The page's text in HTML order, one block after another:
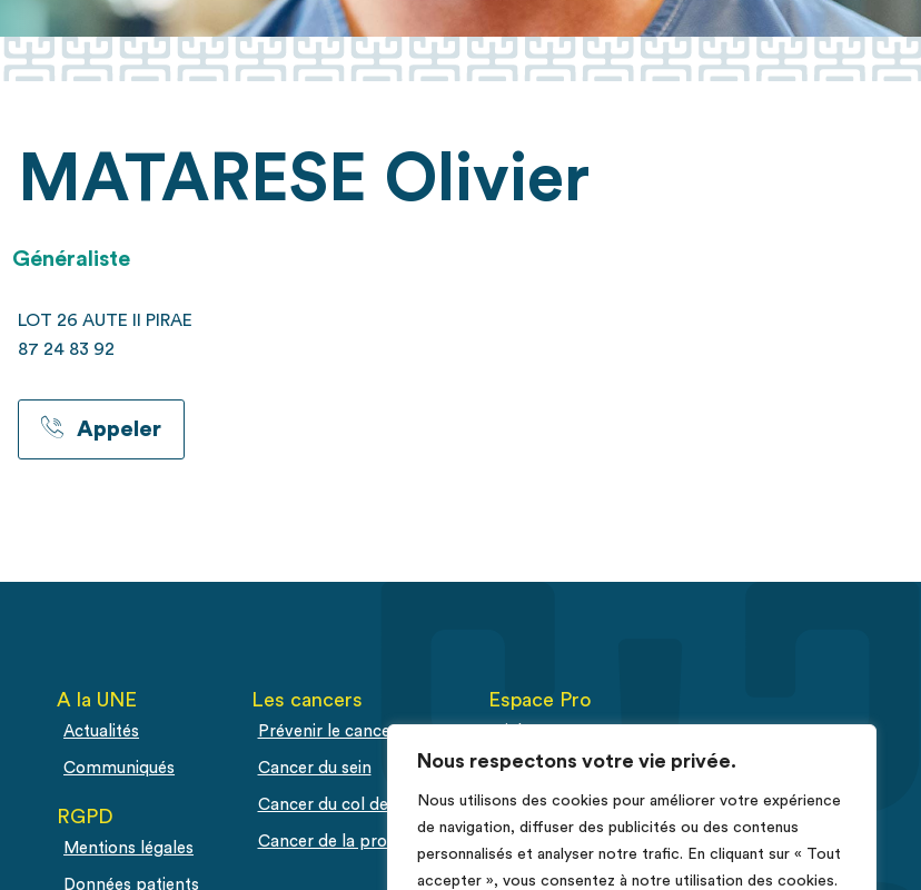
Nous respectons votre vie privée.
Nous utilisons des cookies pour améliorer votre expérience
de navigation, diffuser des publicités ou des contenus
personnalisés et analyser notre trafic. En cliquant sur « Tout
accepter », vous consentez à notre utilisation des cookies.
MATARESE Olivier
Généraliste
LOT 26 AUTE II PIRAE
87 24 83 92
Appeler
A la UNE
Actualités
Communiqués
RGPD
Mentions légales
Données patients
Les cancers
Prévenir le cancer
Cancer du sein
Cancer du col de l'utérus
Cancer de la prostate
Espace Pro
Déclarer un cas de cancer